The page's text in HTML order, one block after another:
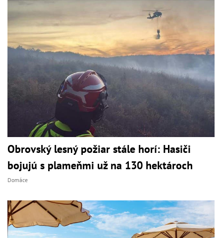
Obrovský lesný požiar stále horí: Hasiči
bojujú s plameňmi už na 130 hektároch
Domáce